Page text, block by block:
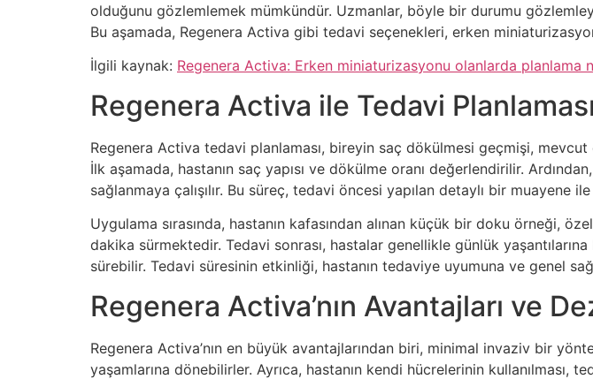
olduğunu gözlemlemek mümkündür. Uzmanlar, böyle bir durumu
Bu aşamada, Regenera Activa gibi tedavi seçenekleri, erken
İlgili kaynak: Regenera Activa: Erken miniaturizasyonu olanlarda planlama
Regenera Activa ile Tedavi Planlaması
Regenera Activa tedavi planlaması, bireyin saç dökülmesi geçmişi,
İlk aşamada, hastanın saç yapısı ve dökülme oranı değerlendirilir.
sağlanmaya çalışılır. Bu süreç, tedavi öncesi yapılan detaylı bir muayene
Uygulama sırasında, hastanın kafasından alınan küçük bir doku örneği,
dakika sürmektedir. Tedavi sonrası, hastalar genellikle günlük
sürebilir. Tedavi süresinin etkinliği, hastanın tedaviye uyumuna ve genel
Regenera Activa’nın Avantajları ve
Regenera Activa’nın en büyük avantajlarından biri, minimal invaziv bir
yaşamlarına dönebilirler. Ayrıca, hastanın kendi hücrelerinin kullanılması,